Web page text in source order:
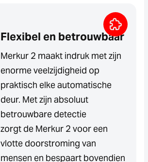
Flexibel en betrouwbaar
Merkur 2 maakt indruk met zijn
enorme veelzijdigheid op
praktisch elke automatische
deur. Met zijn absoluut
betrouwbare detectie
zorgt de Merkur 2 voor een
vlotte doorstroming van
mensen en bespaart bovendien